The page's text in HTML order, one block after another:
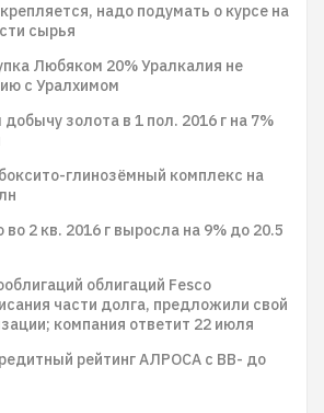
надо подумать о курсе на
сырья
Любяком 20% Уралкалия не
с Уралхимом
золота в 1 пол. 2016 г на 7%
глинозёмный комплекс на
во 2 кв. 2016 г выросла на 9% до 20.5
облигаций Fesco
части долга, предложили свой
компания ответит 22 июля
рейтинг АЛРОСА с BB- до